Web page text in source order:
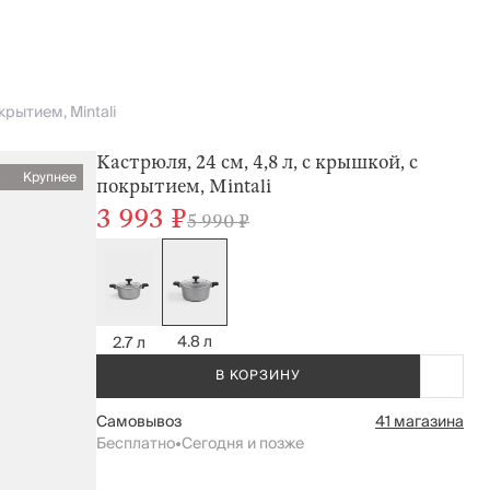
Mintali
Крупнее
Кастрюля, 24 см, 4,8 л, с крышкой, с
покрытием, Mintali
3 993 ₽5 990 ₽
2.7 л 4.8 л
В КОРЗИНУ
Самовывоз
41 магазина
Бесплатно•Сегодня и позже